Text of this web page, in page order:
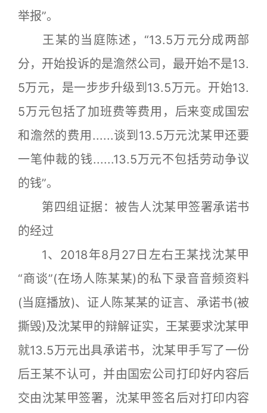
举报”。
王某的当庭陈述，“13.5万元分成两部
分，开始投诉的是澹然公司，最开始不是13.
5万元，是一步步升级到13.5万元。开始13.
5万元包括了加班费等费用，后来变成国宏
和澹然的费用......谈到13.5万元沈某甲还要
一笔仲裁的钱......13.5万元不包括劳动争议
的钱”。
第四组证据：被告人沈某甲签署承诺书
的经过
1、2018年8月27日左右王某找沈某甲
“商谈”(在场人陈某某)的私下录音音频资料
(当庭播放)、证人陈某某的证言、承诺书(被
撕毁)及沈某甲的辩解证实，王某要求沈某甲
就13.5万元出具承诺书，沈某甲手写了一份
后王某不认可，并由国宏公司打印好内容后
交由沈某甲签署，沈某甲签名后对打印内容